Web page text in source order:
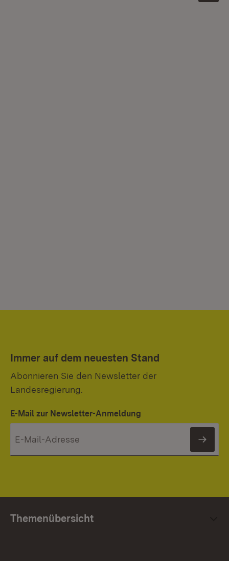
Immer auf dem neuesten Stand
Abonnieren Sie den Newsletter der
Landesregierung.
E-Mail zur Newsletter-Anmeldung
Themenübersicht